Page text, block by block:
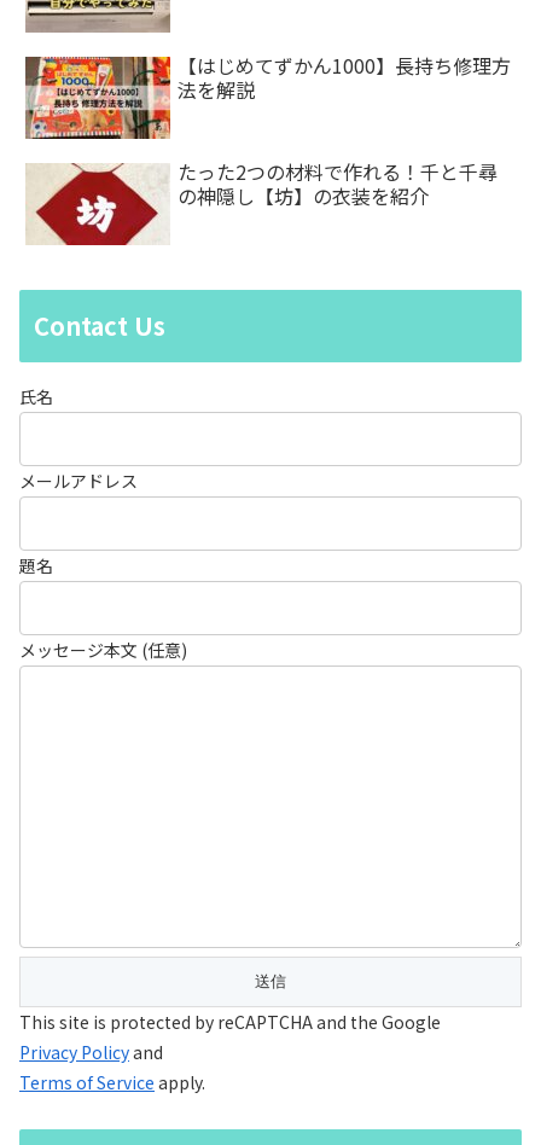
【はじめてずかん1000】長持ち修理方
法を解説
たった2つの材料で作れる！千と千尋
の神隠し【坊】の衣装を紹介
Contact Us
氏名
メールアドレス
題名
メッセージ本文 (任意)
This site is protected by reCAPTCHA and the Google
Privacy Policyand
Terms of Service apply.